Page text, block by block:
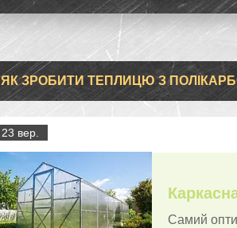
ЯК ЗРОБИТИ ТЕПЛИЦЮ З
23 вер.
Самий